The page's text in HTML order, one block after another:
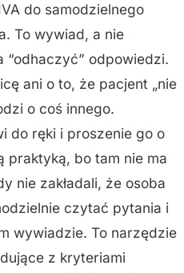
do samodzielnego
To wywiad, a nie
odpowiedzi.
ani o to, że pacjent „nie
o coś innego.
do ręki i proszenie go o
praktyką, bo tam nie ma
nie zakładali, że osoba
czytać pytania i
wywiadzie. To narzędzie
z kryteriami